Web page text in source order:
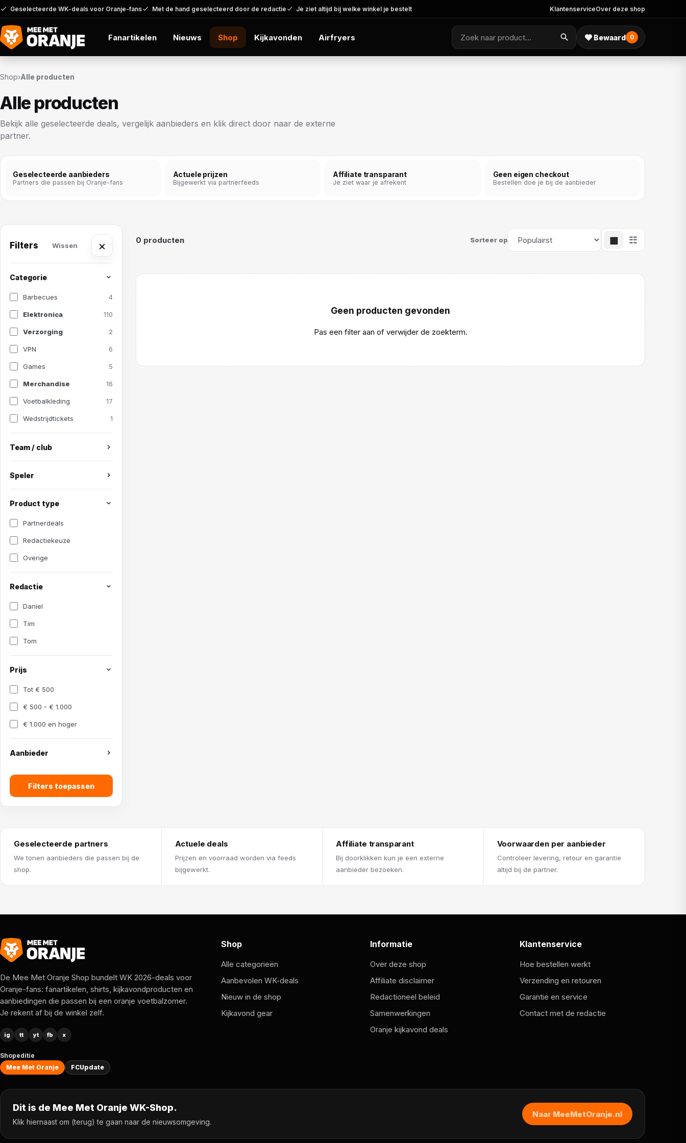
Geselecteerde WK-deals voor Oranje-fans Met de hand geselecteerd door de redactie Je ziet altijd bij welke winkel je bestelt KlantenserviceOver deze shop
Fanartikelen Nieuws Shop Kijkavonden Airfryers Bewaard 0
Shop›Alle producten
Alle producten
Bekijk alle geselecteerde deals, vergelijk aanbieders en klik direct door naar de externe
partner.
Geselecteerde aanbieders
Partners die passen bij Oranje-fans
Actuele prijzen
Bijgewerkt via partnerfeeds
Affiliate transparant
Je ziet waar je afrekent
Geen eigen checkout
Bestellen doe je bij de aanbieder
Filters Wissen ×
Categorie
Barbecues 4
Elektronica 110
Verzorging 2
VPN 6
Games 5
Merchandise 16
Voetbalkleding 17
Wedstrijdtickets 1
Team / club
Speler
Product type
Partnerdeals
Redactiekeuze
Overige
Redactie
Daniel
Tim
Tom
Prijs
Tot € 500
€ 500 - € 1.000
€ 1.000 en hoger
Aanbieder
Filters toepassen
0 producten Sorteer op ▦ ☷
Geen producten gevonden
Pas een filter aan of verwijder de zoekterm.
Geselecteerde partners
We tonen aanbieders die passen bij de
shop.
Actuele deals
Prijzen en voorraad worden via feeds
bijgewerkt.
Affiliate transparant
Bij doorklikken kun je een externe
aanbieder bezoeken.
Voorwaarden per aanbieder
Controleer levering, retour en garantie
altijd bij de partner.
De Mee Met Oranje Shop bundelt WK 2026-deals voor
Oranje-fans: fanartikelen, shirts, kijkavondproducten en
aanbiedingen die passen bij een oranje voetbalzomer.
Je rekent af bij de winkel zelf.
ig tt yt fb x
Shopeditie
Mee Met Oranje
FCUpdate
Shop
Alle categorieën
Aanbevolen WK-deals
Nieuw in de shop
Kijkavond gear
Informatie
Over deze shop
Affiliate disclaimer
Redactioneel beleid
Samenwerkingen
Oranje kijkavond deals
Klantenservice
Hoe bestellen werkt
Verzending en retouren
Garantie en service
Contact met de redactie
Dit is de Mee Met Oranje WK-Shop.
Klik hiernaast om (terug) te gaan naar de nieuwsomgeving.
Naar MeeMetOranje.nl